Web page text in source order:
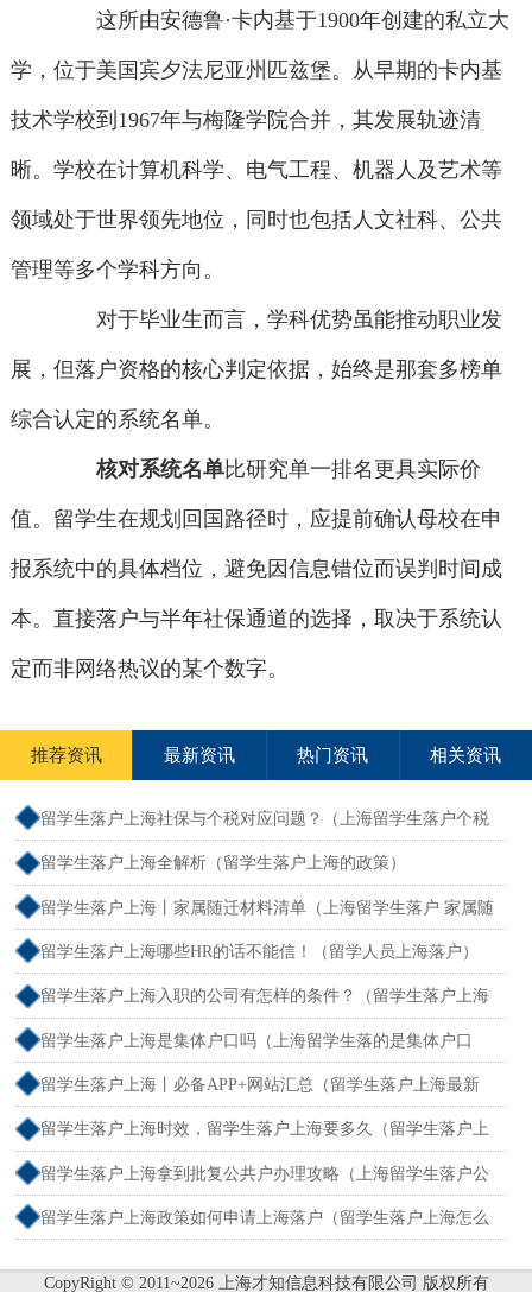
这所由安德鲁·卡内基于1900年创建的私立大
学，位于美国宾夕法尼亚州匹兹堡。从早期的卡内基
技术学校到1967年与梅隆学院合并，其发展轨迹清
晰。学校在计算机科学、电气工程、机器人及艺术等
领域处于世界领先地位，同时也包括人文社科、公共
管理等多个学科方向。
对于毕业生而言，学科优势虽能推动职业发
展，但落户资格的核心判定依据，始终是那套多榜单
综合认定的系统名单。
核对系统名单比研究单一排名更具实际价
值。留学生在规划回国路径时，应提前确认母校在申
报系统中的具体档位，避免因信息错位而误判时间成
本。直接落户与半年社保通道的选择，取决于系统认
定而非网络热议的某个数字。
推荐资讯 最新资讯 热门资讯 相关资讯
留学生落户上海社保与个税对应问题？（上海留学生落户个税
和社保不一致）
留学生落户上海全解析（留学生落户上海的政策）
留学生落户上海丨家属随迁材料清单（上海留学生落户 家属随
迁）
留学生落户上海哪些HR的话不能信！（留学人员上海落户）
留学生落户上海入职的公司有怎样的条件？（留学生落户上海
单位要求）
留学生落户上海是集体户口吗（上海留学生落的是集体户口
么）
留学生落户上海丨必备APP+网站汇总（留学生落户上海最新
流程）
留学生落户上海时效，留学生落户上海要多久（留学生落户上
海最快多久）
留学生落户上海拿到批复公共户办理攻略（上海留学生落户公
函）
留学生落户上海政策如何申请上海落户（留学生落户上海怎么
CopyRight © 2011~2026 上海才知信息科技有限公司 版权所有